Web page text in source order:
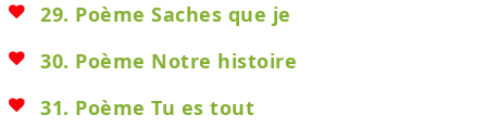
29. Poème Saches que je
30. Poème Notre histoire
31. Poème Tu es tout